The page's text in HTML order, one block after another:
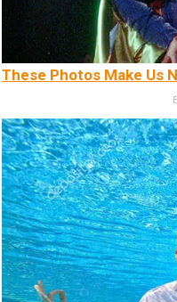
These Photos Make Us